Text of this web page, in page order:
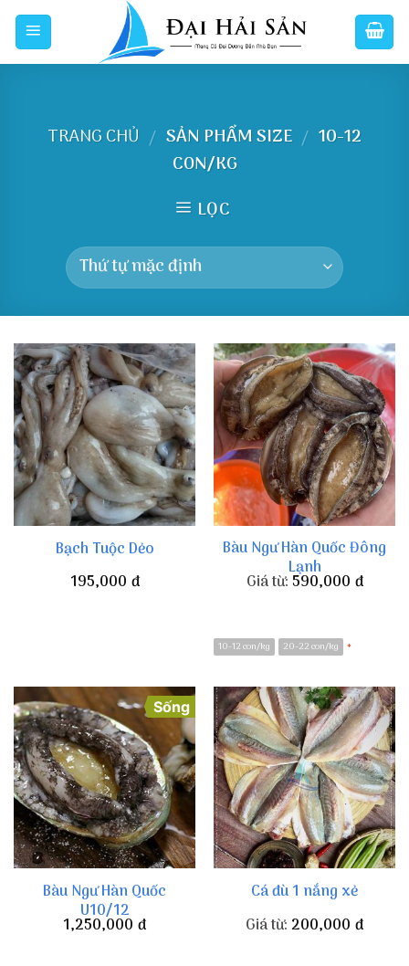
Skip
content
TRANG CHỦ / SẢN PHẨM SIZE / 10-12
CON/KG
LỌC
Bạch Tuộc Dẻo
195,000 đ
Bàu Ngư Hàn Quốc Đông
Lạnh
Giá từ:590,000 đ
10-12 con/kg 20-22 con/kg *
Sống
Bàu Ngư Hàn Quốc
U10/12
1,250,000 đ
Cá đù 1 nắng xẻ
Giá từ:200,000 đ